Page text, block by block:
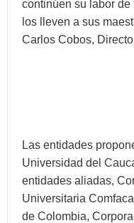
continúen su labor
los lleven a sus
Carlos Cobos,
Las entidades
Universidad del
entidades aliadas,
Universitaria
de Colombia,